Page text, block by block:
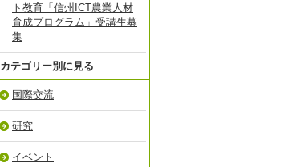
ト教育「信州ICT農業人材
育成プログラム」受講生募
集
カテゴリー別に見る
国際交流
研究
イベント